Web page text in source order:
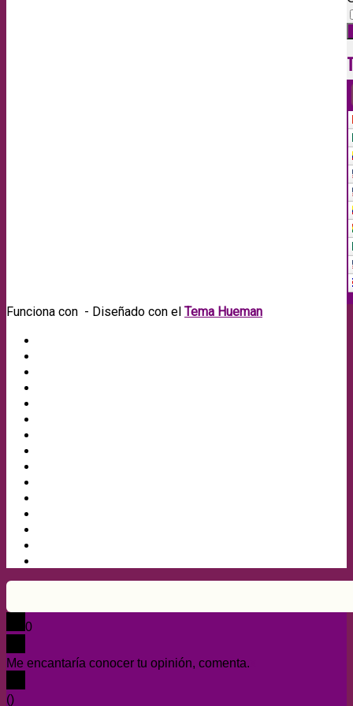
Funciona con - Diseñado con el Tema Hueman
0
Me encantaría conocer tu opinión, comenta.
()